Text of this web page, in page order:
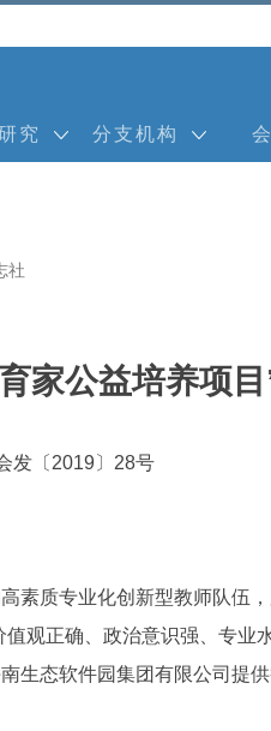
究 分支机构
社
家公益培养项
发〔2019〕28号
质专业化创新型教师队伍，
观正确、政治意识强、专业
生态软件园集团有限公司提